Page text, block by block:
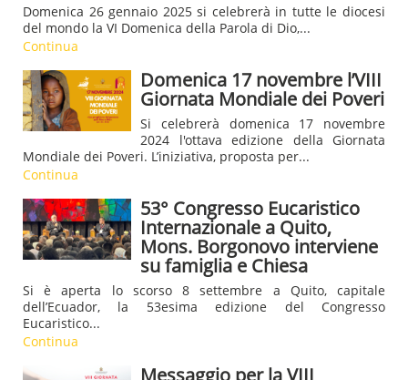
Domenica 26 gennaio 2025 si celebrerà in tutte le diocesi
del mondo la VI Domenica della Parola di Dio,...
Continua
Domenica 17 novembre l’VIII
Giornata Mondiale dei Poveri
Si celebrerà domenica 17 novembre
2024 l'ottava edizione della Giornata
Mondiale dei Poveri. L’iniziativa, proposta per...
Continua
53° Congresso Eucaristico
Internazionale a Quito,
Mons. Borgonovo interviene
su famiglia e Chiesa
Si è aperta lo scorso 8 settembre a Quito, capitale
dell’Ecuador, la 53esima edizione del Congresso
Eucaristico...
Continua
Messaggio per la VIII